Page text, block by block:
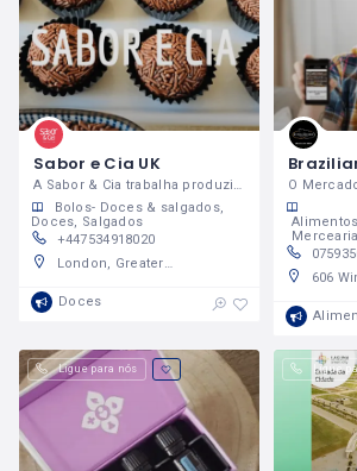
Sabor e Cia UK
A Sabor & Cia trabalha produzindo delícias!
Bolos- Doces & salgados
Doces
Salgados
+447534918020
London, Greater London, England, United Kingdom
Doces
Mercearia
606 Wimborne Road,
Ligue para nós Ligue